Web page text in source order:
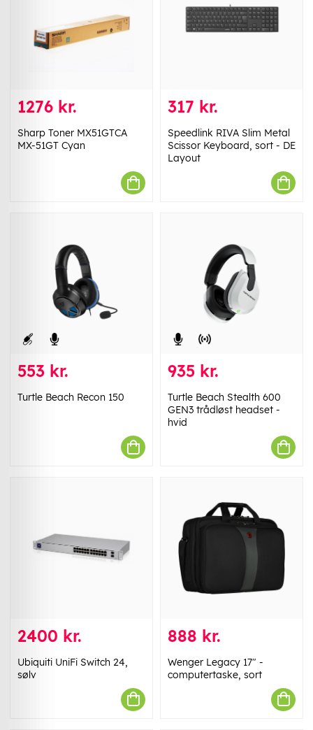
1276 kr.
Sharp Toner MX51GTCA
MX-51GT Cyan
317 kr.
Speedlink RIVA Slim Metal
Scissor Keyboard, sort - DE
Layout
553 kr.
Turtle Beach Recon 150
935 kr.
Turtle Beach Stealth 600
GEN3 trådløst headset -
hvid
2400 kr.
Ubiquiti UniFi Switch 24,
sølv
888 kr.
Wenger Legacy 17" -
computertaske, sort